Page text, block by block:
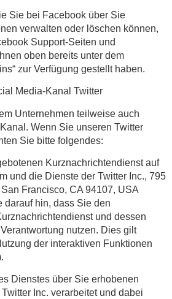
Sie bei Facebook über Sie
verwalten oder löschen können,
Support-Seiten und
oben bereits unter dem
zur Verfügung gestellt haben.
Media-Kanal Twitter
Unternehmen teilweise auch
Wenn Sie unseren Twitter
Sie bitte folgendes:
Kurznachrichtendienst auf
und die Dienste der Twitter Inc., 795
Francisco, CA 94107, USA
darauf hin, dass Sie den
und dessen
nutzen. Dies gilt
der interaktiven Funktionen
Dienstes über Sie erhobenen
Inc. verarbeitet und dabei